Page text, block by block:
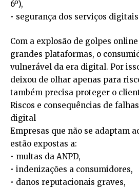
6º),
• segurança dos serviços
Com a explosão de golpes
grandes plataformas, o
vulnerável da era digital. Por
deixou de olhar apenas para
também precisa proteger o
Riscos e consequências de
digital
Empresas que não se adaptam
estão expostas a:
• multas da ANPD,
• indenizações a consumidores,
• danos reputacionais graves,